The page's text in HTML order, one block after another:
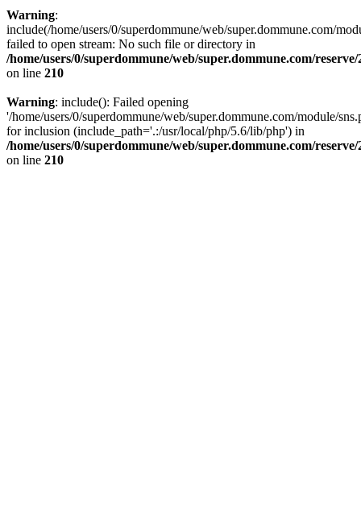
Warning:
include(/home/users/0/superdommune/web/super.dommune.com/
failed to open stream: No such file or directory in
/home/users/0/superdommune/web/super.dommune.com/
on line 210
Warning: include(): Failed opening
'/home/users/0/superdommune/web/super.dommune.com/module/
for inclusion (include_path='.:/usr/local/php/5.6/lib/php') in
/home/users/0/superdommune/web/super.dommune.com/
on line 210